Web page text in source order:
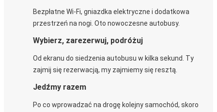
Bezpłatne Wi-Fi, gniazdka elektryczne i dodatkowa
przestrzeń na nogi. Oto nowoczesne autobusy.
Wybierz, zarezerwuj, podróżuj
Od ekranu do siedzenia autobusu w kilka sekund. Ty
zajmij się rezerwacją, my zajmiemy się resztą.
Jedźmy razem
Po co wprowadzać na drogę kolejny samochód, skoro